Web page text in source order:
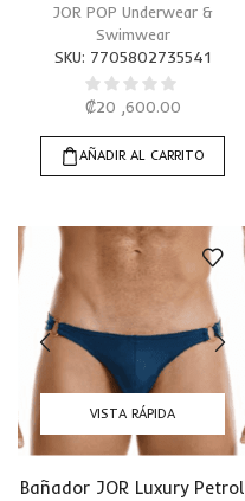
JOR POP Underwear &
Swimwear
SKU: 7705802735541
₡20 ,600.00
AÑADIR AL CARRITO
VISTA RÁPIDA
Bañador JOR Luxury Petrol